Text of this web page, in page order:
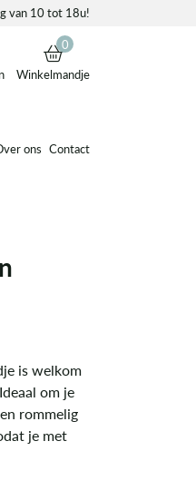
van 10 tot 18u!
0
Winkelmandje
ons Contact
is welkom
om je
rommelig
je met